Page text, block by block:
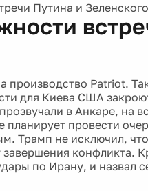
Путина и Зеленского
производство Patriot.
для Киева США
в Анкаре, на
провести
Трамп не исключил,
завершения конфликта.
по Ирану, и назвал